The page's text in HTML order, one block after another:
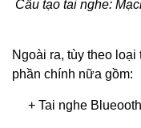
Cấu tạo tai nghe:
Ngoài ra, tùy theo
phần chính nữa gồm:
+ Tai nghe